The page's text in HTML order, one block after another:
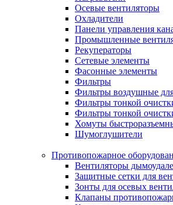
Осевые вентиляторы
Охладители
Панели управления
Промышленные
Рекуператоры
Сетевые элементы
Фасонные элементы
Фильтры
Фильтры воздушные
Фильтры тонкой
Фильтры тонкой
Хомуты
Шумоглушители
Противопожарное
Вентиляторы
Защитные сетки для
Зонты для осевых
Клапаны